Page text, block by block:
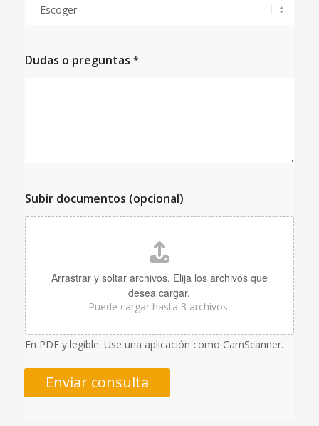
Dudas o preguntas *
Subir documentos (opcional)
Arrastrar y soltar archivos. Elija los archivos que
desea cargar.
Puede cargar hasta 3 archivos.
En PDF y legible. Use una aplicación como CamScanner.
Enviar consulta